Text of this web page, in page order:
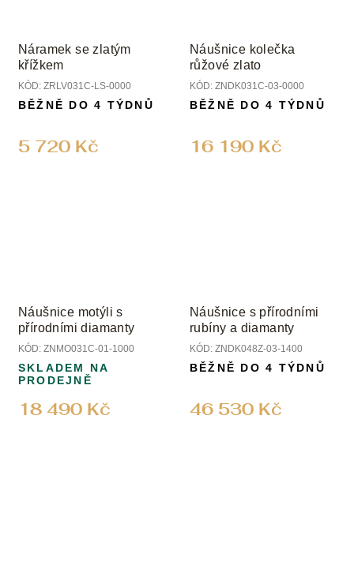
Náramek se zlatým
křížkem
KÓD: ZRLV031C-LS-0000
5 720 Kč
BĚŽNĚ DO 4 TÝDNŮ
Náušnice kolečka
růžové zlato
KÓD: ZNDK031C-03-0000
16 190 Kč
BĚŽNĚ DO 4 TÝDNŮ
Náušnice motýli s
přírodními diamanty
KÓD: ZNMO031C-01-1000
18 490 Kč
SKLADEM NA
PRODEJNĚ
Náušnice s přírodními
rubíny a diamanty
KÓD: ZNDK048Z-03-1400
46 530 Kč
BĚŽNĚ DO 4 TÝDNŮ